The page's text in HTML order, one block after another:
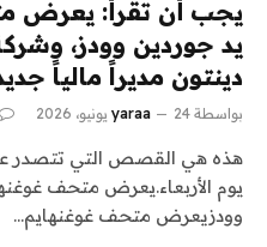
يجب أن تقرأ: يعرض
يد جوردين وودز،
دينتون مديراً مالياً
بواسطة yaraa 24 يونيو، 2026
هذه هي القصص التي تتصدر
يوم الأربعاء.يعرض متحف
وودزيعرض متحف غوغنهايم…